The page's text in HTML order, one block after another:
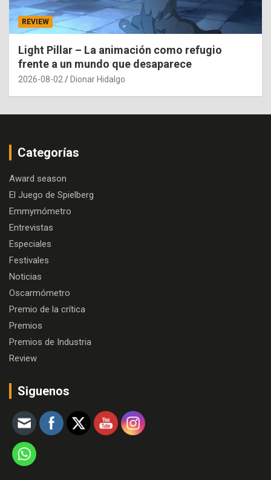
REVIEW
Light Pillar – La animación como refugio
frente a un mundo que desaparece
2026-08-02 Dionar Hidalgo
Categorías
Award season
El Juego de Spielberg
Emmymómetro
Entrevistas
Especiales
Festivales
Noticias
Oscarmómetro
Premio de la crítica
Premios
Premios de Industria
Review
Siguenos